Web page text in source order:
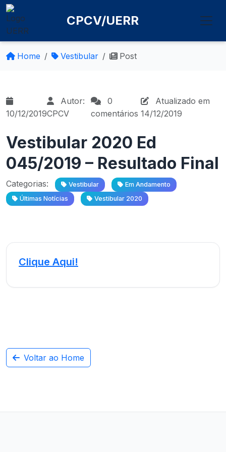
CPCV/UERR
Home Vestibular Post
10/12/2019
Autor:
CPCV
0
comentários
Atualizado em
14/12/2019
Vestibular 2020 Ed
045/2019 – Resultado Final
Categorias: Vestibular
Em Andamento
Últimas Notícias
Vestibular 2020
Clique Aqui!
Voltar ao Home